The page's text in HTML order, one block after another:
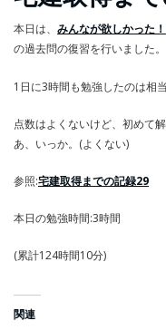
本日は、 みんなが欲しかった
の過去問の復習を行いました。
1日に3時間も勉強したのは相
点数はよくないけど、初めて
あ、いっか。(よくない)
参照:宅建取得までの記録29
本日の勉強時間:3時間
(累計124時間10分)
関連